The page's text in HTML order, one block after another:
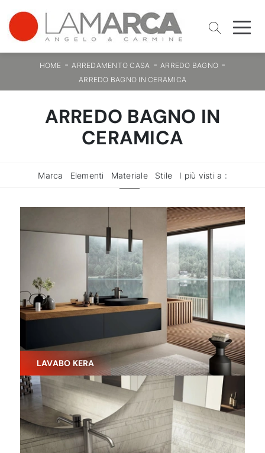
HOME -ARREDAMENTO CASA - ARREDO BAGNO -
ARREDO BAGNO IN CERAMICA
ARREDO BAGNO IN
CERAMICA
Marca Elementi Materiale Stile I più visti a :
LAVABO KERA